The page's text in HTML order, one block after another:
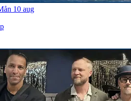
10 aug